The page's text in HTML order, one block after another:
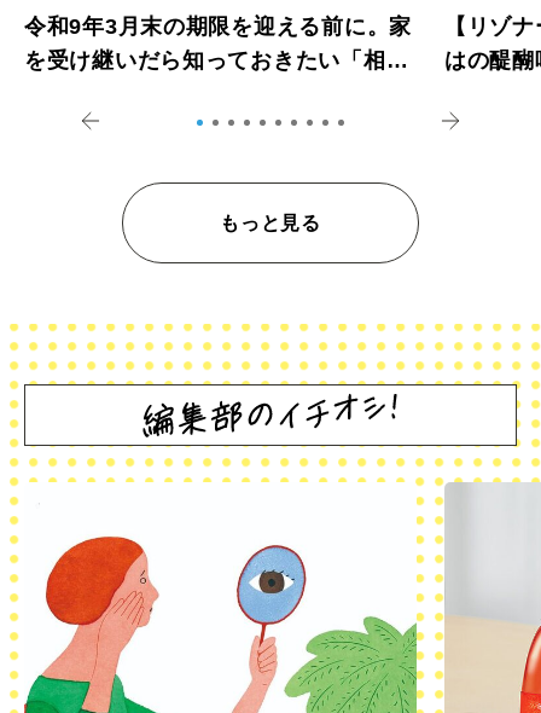
令和9年3月末の期限を迎える前に。家
を受け継いだら知っておきたい「相続
【リゾ
はの醍
もっと見る